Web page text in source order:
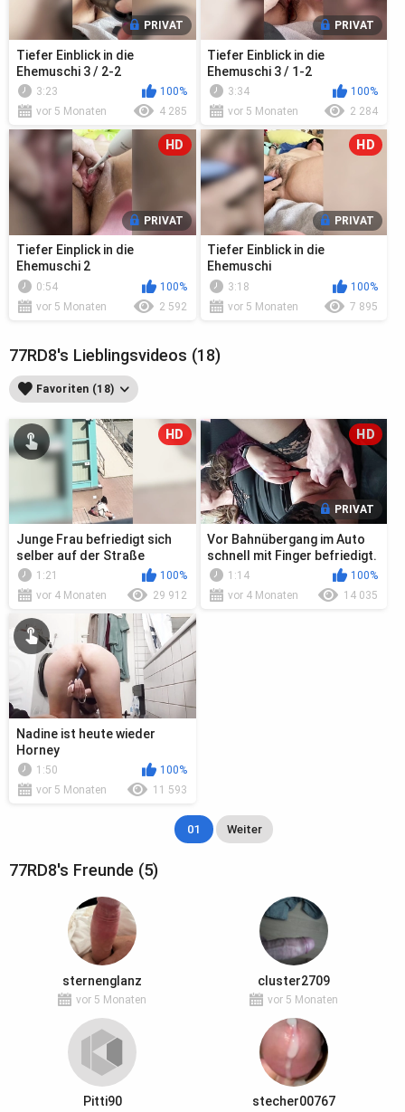
PRIVAT
Tiefer Einblick in die
Ehemuschi 3 / 2-2
3:23
100%
vor 5 Monaten
4 285
PRIVAT
Tiefer Einblick in die
Ehemuschi 3 / 1-2
3:34
100%
vor 5 Monaten
2 284
PRIVAT
HD
Tiefer Einplick in die
Ehemuschi 2
0:54
100%
vor 5 Monaten
2 592
PRIVAT
HD
Tiefer Einblick in die
Ehemuschi
3:18
100%
vor 5 Monaten
7 895
77RD8's Lieblingsvideos (18)
Favoriten (18)
HD
Junge Frau befriedigt sich
selber auf der Straße
1:21
100%
vor 4 Monaten
29 912
PRIVAT
HD
Vor Bahnübergang im Auto
schnell mit Finger befriedigt.
1:14
100%
vor 4 Monaten
14 035
Nadine ist heute wieder
Horney
1:50
100%
vor 5 Monaten
11 593
01 Weiter
77RD8's Freunde (5)
sternenglanz
vor 5 Monaten
cluster2709
vor 5 Monaten
Pitti90 stecher00767